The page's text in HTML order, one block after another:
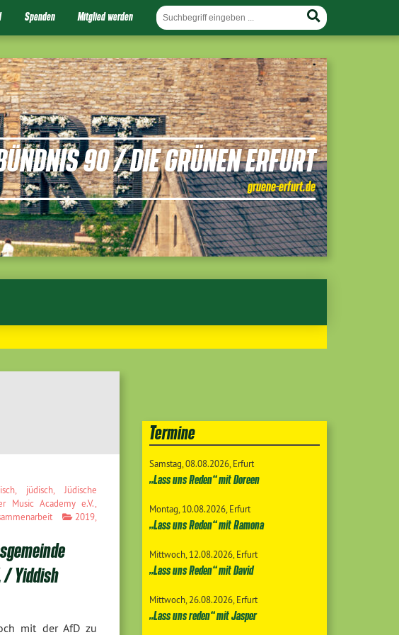
Spenden Mitglied werden
90 / DIE GRÜNEN ERFURT
gruene-erfurt.de
jüdisch
Jüdische
Music Academy e.V.
2019
/ Yiddish
mit der AfD zu
Termine
Samstag 08.08.2026 Erfurt
„Lass uns Reden“ mit Doreen
Montag 10.08.2026 Erfurt
„Lass uns Reden“ mit Ramona
Mittwoch 12.08.2026 Erfurt
„Lass uns Reden“ mit David
Mittwoch 26.08.2026 Erfurt
„Lass uns reden“ mit Jasper